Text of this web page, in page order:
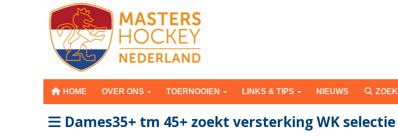
HOME OVER ONS TOERNOOIEN LINKS & TIPS NIEUWS ZOEK
Dames35+ tm 45+ zoekt versterking WK selectie